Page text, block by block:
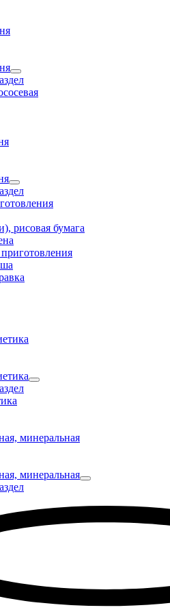
рисовая бумага
минеральная
минеральная